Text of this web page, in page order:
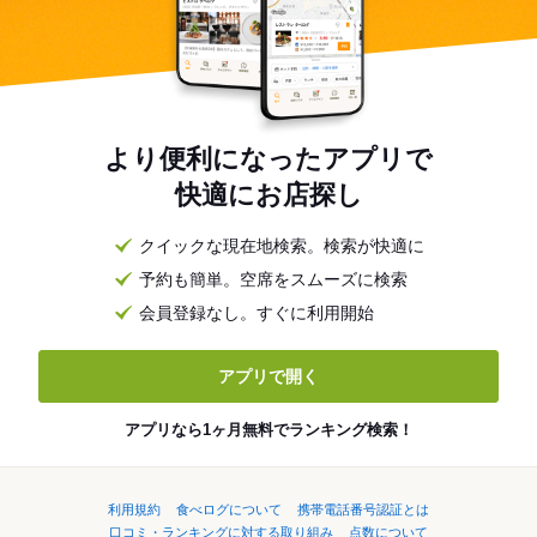
より便利になったアプリで
快適にお店探し
クイックな現在地検索。検索が快適に
予約も簡単。空席をスムーズに検索
会員登録なし。すぐに利用開始
アプリで開く
アプリなら1ヶ月無料でランキング検索！
利用規約 食べログについて
携帯電話番号認証とは
口コミ・ランキングに対する取り組み
点数について